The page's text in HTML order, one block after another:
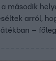
második
arról,
–